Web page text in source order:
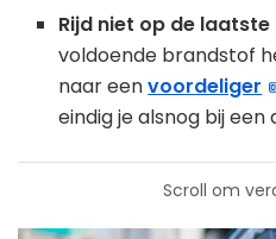
Rijd niet op de
voldoende brandstof
naar eenvoordeliger
eindig je alsnog bij een
Scroll om